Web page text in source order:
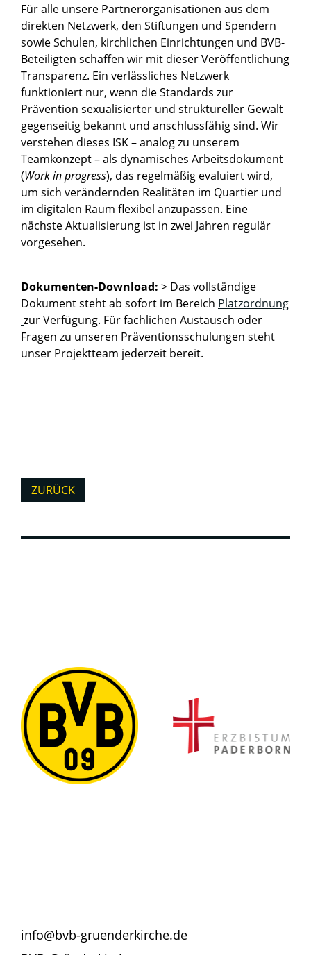
Für alle unsere Partnerorganisationen aus dem
direkten Netzwerk, den Stiftungen und Spendern
sowie Schulen, kirchlichen Einrichtungen und BVB-
Beteiligten schaffen wir mit dieser Veröffentlichung
Transparenz. Ein verlässliches Netzwerk
funktioniert nur, wenn die Standards zur
Prävention sexualisierter und struktureller Gewalt
gegenseitig bekannt und anschlussfähig sind. Wir
verstehen dieses ISK – analog zu unserem
Teamkonzept – als dynamisches Arbeitsdokument
(Work in progress), das regelmäßig evaluiert wird,
um sich verändernden Realitäten im Quartier und
im digitalen Raum flexibel anzupassen. Eine
nächste Aktualisierung ist in zwei Jahren regulär
vorgesehen.
Dokumenten-Download: > Das vollständige
Dokument steht ab sofort im Bereich Platzordnung
zur Verfügung. Für fachlichen Austausch oder
Fragen zu unseren Präventionsschulungen steht
unser Projektteam jederzeit bereit.
ZURÜCK
info@bvb-gruenderkirche.de